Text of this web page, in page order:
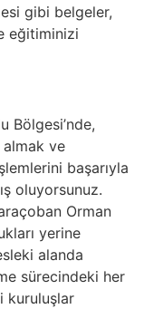
gibi belgeler,
eğitiminizi
Bölgesi’nde,
almak ve
başarıyla
oluyorsunuz.
Orman
yerine
alanda
sürecindeki her
kuruluşlar